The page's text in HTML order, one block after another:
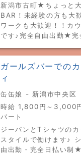
新潟市古町★ちょっと
BAR！未経験の方も大
ワークも大歓迎！！カ
です♪完全自由出勤★
ガールズバーでの
ィ
缶缶娘 - 新潟市中央区
時給 1,800円～3,000
パート
ジーパンとTシャツの
スタイルで働けます♪
由出勤・完全日払い制